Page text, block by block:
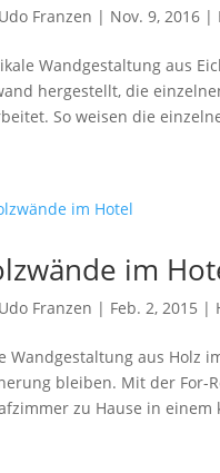
Udo Franzen | Nov. 9, 2016|
Wandgestaltung aus
hergestellt, die
So weisen die
im
Udo Franzen | Feb. 2, 2015 |
Wandgestaltung aus Holz
bleiben. Mit der For-
zu Hause in